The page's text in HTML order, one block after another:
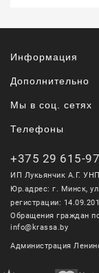
Информация
Дополнительно
Мы в соц. сетях
Телефоны
+375 29 615-
ИП Лукьянчик А.Г.
Юр.адрес: г. Минск,
регистрации:
Обращения граждан
info@krassa.by
Администрация